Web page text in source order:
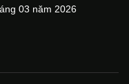
03 năm 2026